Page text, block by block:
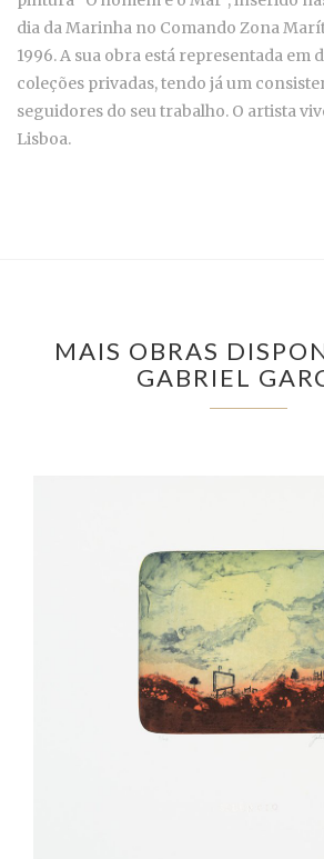
dia da Marinha no Comando Zona
1996. A sua obra está representada em
coleções privadas, tendo já um
seguidores do seu trabalho. O artista
Lisboa.
MAIS OBRAS
GABRIEL